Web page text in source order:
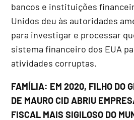
bancos e instituições
Unidos deu às autoridades
para investigar e processar
sistema financeiro dos EUA
atividades corruptas.
FAMÍLIA: EM 2020, FILHO DO
DE MAURO CID ABRIU
FISCAL MAIS SIGILOSO DO